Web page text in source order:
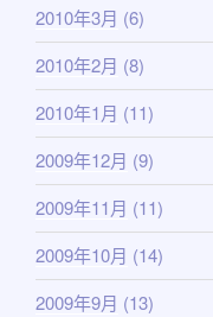
2010年3月 (6)
2010年2月 (8)
2010年1月 (11)
2009年12月 (9)
2009年11月 (11)
2009年10月 (14)
2009年9月 (13)